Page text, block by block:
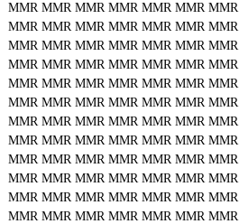
MMR MMR MMR MMR MMR MMR MMR
MMR MMR MMR MMR MMR MMR MMR
MMR MMR MMR MMR MMR MMR MMR
MMR MMR MMR MMR MMR MMR MMR
MMR MMR MMR MMR MMR MMR MMR
MMR MMR MMR MMR MMR MMR MMR
MMR MMR MMR MMR MMR MMR MMR
MMR MMR MMR MMR MMR MMR MMR
MMR MMR MMR MMR MMR MMR MMR
MMR MMR MMR MMR MMR MMR MMR
MMR MMR MMR MMR MMR MMR MMR
MMR MMR MMR MMR MMR MMR MMR